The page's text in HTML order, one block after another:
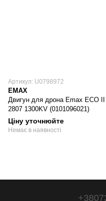
Артикул: U0798972
EMAX
Двигун для дрона Emax ECO II
2807 1300KV (0101096021)
Ціну уточнюйте
Немає в наявності